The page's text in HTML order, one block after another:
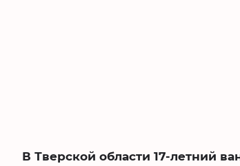
В Тверской области 17-летний